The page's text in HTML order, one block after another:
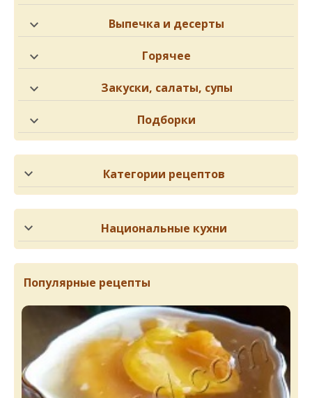
Выпечка и десерты
Горячее
Закуски, салаты, супы
Подборки
Категории рецептов
Национальные кухни
Популярные рецепты